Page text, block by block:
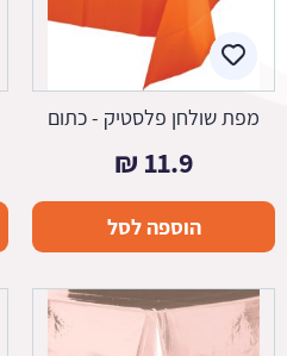
מפת שולחן פלסטיק - כתום
11.9
₪
הוספה לסל